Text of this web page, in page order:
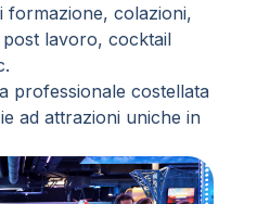
formazione, colazioni,
post lavoro, cocktail
professionale costellata
ad attrazioni uniche in